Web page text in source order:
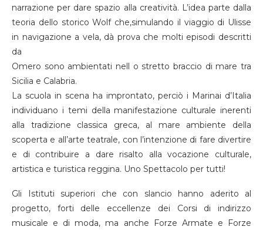
narrazione per dare spazio alla creatività. L’idea parte dalla
teoria dello storico Wolf che,simulando il viaggio di Ulisse
in navigazione a vela, dà prova che molti episodi descritti
da
Omero sono ambientati nell o stretto braccio di mare tra
Sicilia e Calabria.
La scuola in scena ha improntato, perciò i Marinai d’Italia
individuano i temi della manifestazione culturale inerenti
alla tradizione classica greca, al mare ambiente della
scoperta e all’arte teatrale, con l’intenzione di fare divertire
e di contribuire a dare risalto alla vocazione culturale,
artistica e turistica reggina. Uno Spettacolo per tutti!
Gli Istituti superiori che con slancio hanno aderito al
progetto, forti delle eccellenze dei Corsi di indirizzo
musicale e di moda, ma anche Forze Armate e Forze